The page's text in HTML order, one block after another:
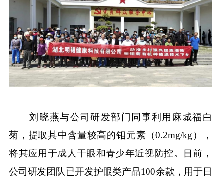
刘晓燕与公司研发部门同事利用麻城福白
菊，提取其中含量较高的钼元素（0.2mg/kg），
将其应用于成人干眼和青少年近视防控。目前，
公司研发团队已开发护眼类产品100余款，用于日